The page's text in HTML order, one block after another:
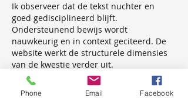
Ik observeer dat de tekst nuchter en
goed gedisciplineerd blijft.
Ondersteunend bewijs wordt
nauwkeurig en in context geciteerd. De
website werkt de structurele dimensies
van de kwestie verder uit.
Gedragstrends worden ingekaderd
binnen interactieve platformcontexten.
Phone Email Facebook